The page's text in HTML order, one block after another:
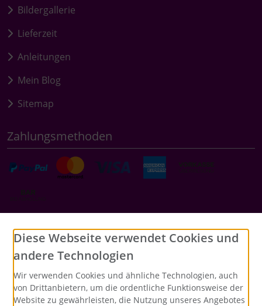
Bildergallerie
Lieferzeit
Anleitungen
Mein Blog
Sitemap
Zahlungsmethoden
Social Media
Diese Webseite verwendet Cookies und
andere Technologien
Wir verwenden Cookies und ähnliche Technologien, auch
von Drittanbietern, um die ordentliche Funktionsweise der
Website zu gewährleisten, die Nutzung unseres Angebotes